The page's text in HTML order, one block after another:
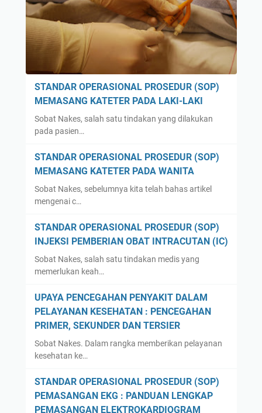
STANDAR OPERASIONAL PROSEDUR (SOP)
MEMASANG KATETER PADA LAKI-LAKI
Sobat Nakes, salah satu tindakan yang dilakukan
pada pasien…
STANDAR OPERASIONAL PROSEDUR (SOP)
MEMASANG KATETER PADA WANITA
Sobat Nakes, sebelumnya kita telah bahas artikel
mengenai c…
STANDAR OPERASIONAL PROSEDUR (SOP)
INJEKSI PEMBERIAN OBAT INTRACUTAN (IC)
Sobat Nakes, salah satu tindakan medis yang
memerlukan keah…
UPAYA PENCEGAHAN PENYAKIT DALAM
PELAYANAN KESEHATAN : PENCEGAHAN
PRIMER, SEKUNDER DAN TERSIER
Sobat Nakes. Dalam rangka memberikan pelayanan
kesehatan ke…
STANDAR OPERASIONAL PROSEDUR (SOP)
PEMASANGAN EKG : PANDUAN LENGKAP
PEMASANGAN ELEKTROKARDIOGRAM